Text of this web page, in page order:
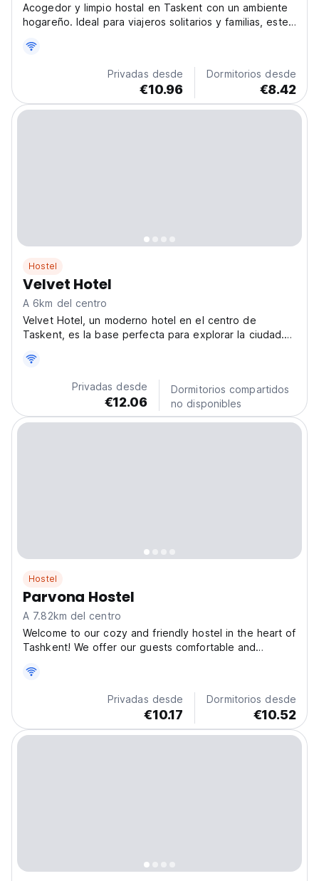
Acogedor y limpio hostal en Taskent con un ambiente
hogareño. Ideal para viajeros solitarios y familias, este
recomendaciones locales. (Auto-translated from original
Privadas desde
€10.96
Dormitorios desde
€8.42
Hostel
Velvet Hotel
A 6km del centro
Velvet Hotel, un moderno hotel en el centro de
Taskent, es la base perfecta para explorar la ciudad.
memorable en Uzbekistán. (Auto-translated from
Privadas desde
€12.06
Dormitorios compartidos
no disponibles
Hostel
Parvona Hostel
A 7.82km del centro
Welcome to our cozy and friendly hostel in the heart of
Tashkent! We offer our guests comfortable and
hostel is conveniently located, just minutes away from
the metro, grocery stores, and the airport. Our...
Privadas desde
€10.17
Dormitorios desde
€10.52